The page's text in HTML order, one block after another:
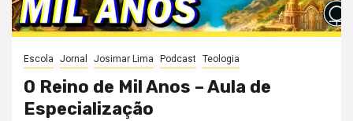
Escola Jornal Josimar Lima Podcast Teologia
O Reino de Mil Anos – Aula de
Especialização